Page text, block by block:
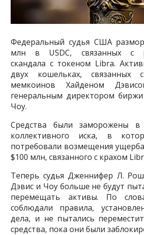
Федеральный судья США
млн в USDC, связанных с
скандала с токеном Libra.
двух кошельках, связанных
мемкоинов Хайденом
генеральным директором
Чоу.
Средства были заморожены
коллективного иска, в
потребовали возмещения
$100 млн, связанного с крахом
Теперь судья Дженнифер Л.
Дэвис и Чоу больше не будут
перемещать активы. По
соблюдали правила,
дела, и не пытались
средства, пока они были